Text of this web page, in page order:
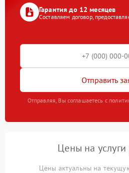
Гарантия до 12 месяцев
Составляем договор,
Отправить
Отправляя, Вы соглашаетесь с
Цены на
Цены актуальны на